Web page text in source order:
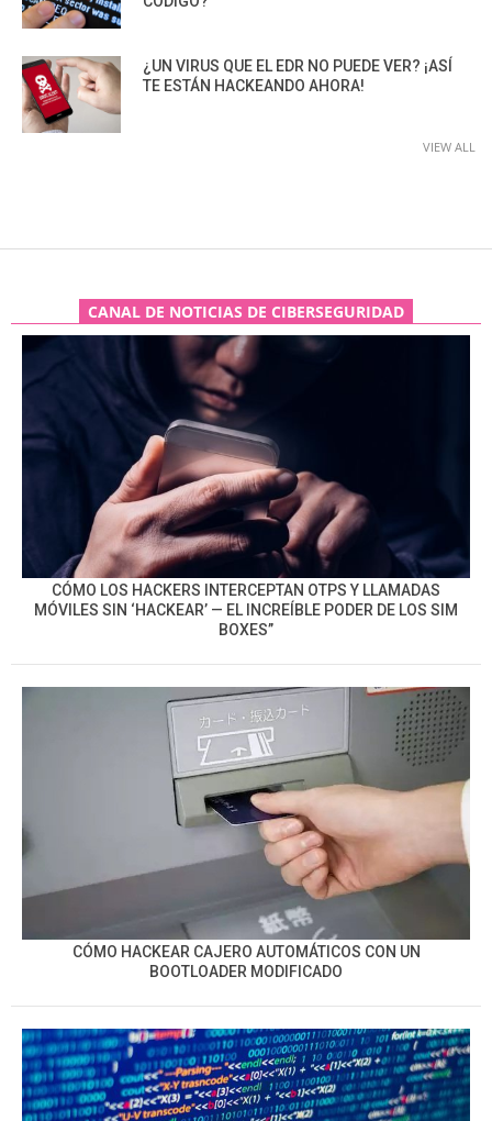
¿UN VIRUS QUE EL EDR NO PUEDE VER? ¡ASÍ
TE ESTÁN HACKEANDO AHORA!
VIEW ALL
CANAL DE NOTICIAS DE CIBERSEGURIDAD
CÓMO LOS HACKERS INTERCEPTAN OTPS Y LLAMADAS
MÓVILES SIN ‘HACKEAR’ — EL INCREÍBLE PODER DE LOS SIM
BOXES”
CÓMO HACKEAR CAJERO AUTOMÁTICOS CON UN
BOOTLOADER MODIFICADO